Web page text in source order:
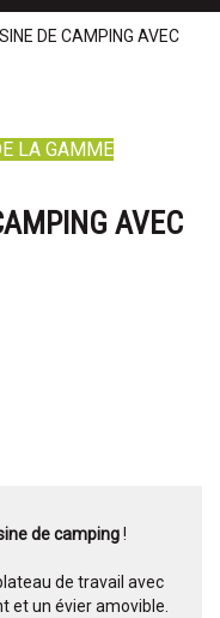
DE CAMPING AVEC
LA GAMME
AVEC
de camping!
de travail avec
et un évier amovible.